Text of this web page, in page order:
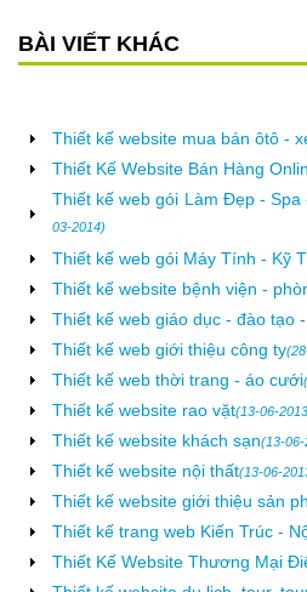
BÀI VIẾT KHÁC
Thiết kế website mua bán ôtô -
Thiết Kế Website Bán Hàng
Thiết kế web gói Làm Đẹp -
03-2014)
Thiết kế web gói Máy Tính - Kỹ
Thiết kế website bệnh viện -
Thiết kế web giáo dục - đào tạo
Thiết kế web giới thiệu công ty
Thiết kế web thời trang - áo cưới
Thiết kế website rao vặt(13-06-
Thiết kế website khách sạn(13-06-
Thiết kế website nội thất(13-06-
Thiết kế website giới thiệu sản
Thiết kế trang web Kiến Trúc -
Thiết Kế Website Thương Mại